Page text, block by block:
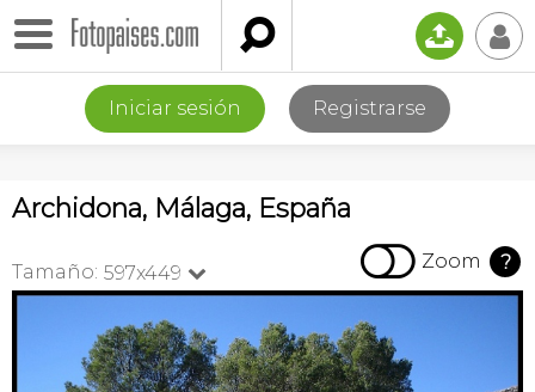
 📤 👤
Iniciar sesión Registrarse
Archidona, Málaga, España
Tamaño: 597x449   Zoom ?